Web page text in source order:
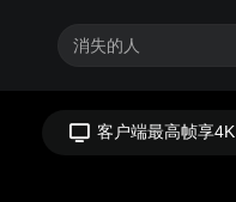
客户端最高帧享4K